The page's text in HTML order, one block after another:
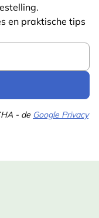
en praktische tips
- de Google Privacy